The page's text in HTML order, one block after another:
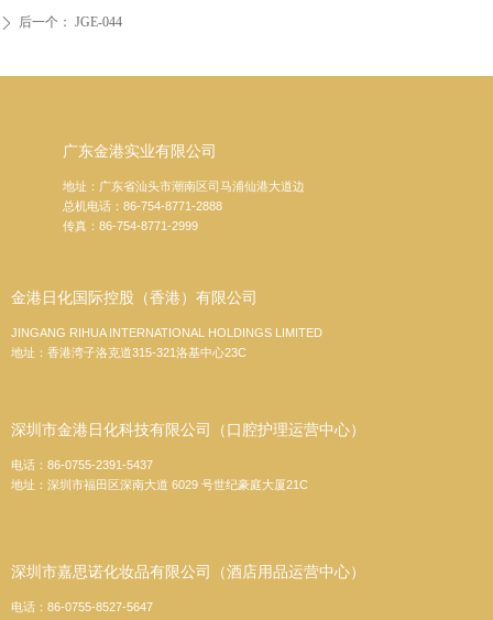
ꄲ 后一个： JGE-044
广东金港实业有限公司
地址：广东省汕头市潮南区司马浦仙港大道边
总机电话：86-754-8771-2888
传真：86-754-8771-2999
金港日化国际控股（香港）有限公司
JINGANG RIHUA INTERNATIONAL HOLDINGS LIMITED
地址：香港湾子洛克道315-321洛基中心23C
深圳市嘉思诺化妆品有限公司（酒店用品运营中心）
电话：86-0755-8527-5647
深圳市金港日化科技有限公司（口腔护理运营中心）
电话：86-0755-2391-5437
地址：深圳市福田区深南大道 6029 号世纪豪庭大厦21C